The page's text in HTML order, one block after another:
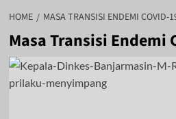
HOME MASA TRANSISI ENDEMI COVID-
Masa Transisi Endemi